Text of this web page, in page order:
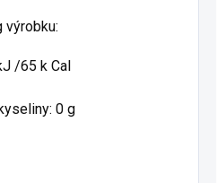
výrobku:
/65 k Cal
0 g